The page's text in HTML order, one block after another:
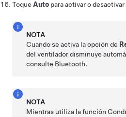
Toque Auto para activar o
NOTA
Cuando se activa la opción de
del ventilador disminuye
consulte Bluetooth.
NOTA
Mientras utiliza la función